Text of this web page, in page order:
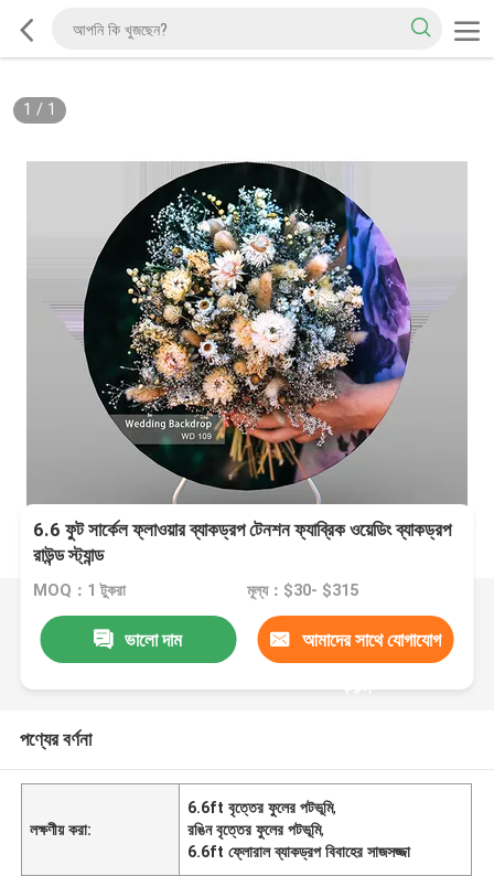
1 / 1
6.6 ফুট সার্কেল ফ্লাওয়ার ব্যাকড্রপ টেনশন ফ্যাব্রিক ওয়েডিং ব্যাকড্রপ
রাউন্ড স্ট্যান্ড
MOQ：1 টুকরা মূল্য：$30- $315
ভালো দাম আমাদের সাথে যোগাযোগ
করুন
পণ্যের বর্ণনা
লক্ষণীয় করা:
6.6ft বৃত্তের ফুলের পটভূমি,
রঙিন বৃত্তের ফুলের পটভূমি,
6.6ft ফ্লোরাল ব্যাকড্রপ বিবাহের সাজসজ্জা